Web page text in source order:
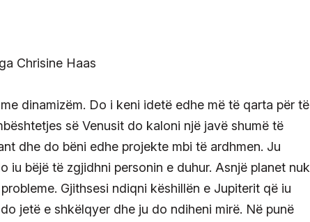
dinamizëm. Do i keni idetë edhe më të qarta për të
së Venusit do kaloni një javë shumë të
dhe do bëni edhe projekte mbi të ardhmen. Ju
iu bëjë të zgjidhni personin e duhur. Asnjë planet nuk
Gjithsesi ndiqni këshillën e Jupiterit që iu
jetë e shkëlqyer dhe ju do ndiheni mirë. Në punë